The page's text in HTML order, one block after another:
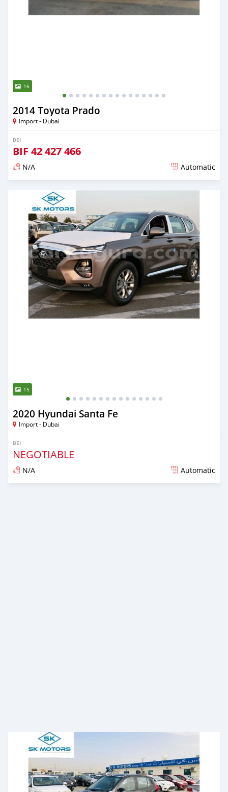
16
2014 Toyota Prado
Import - Dubai
BEI
BIF 42 427 466
N/A Automatic
Ilitangazwa karibia miaka 6 iliopita
15
2020 Hyundai Santa Fe
Import - Dubai
BEI
NEGOTIABLE
N/A Automatic